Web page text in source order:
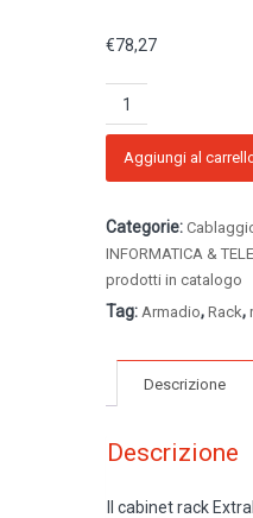
€78,27
Armadio
rack
12U
600x600
quantità
Aggiungi al
Categorie:
INFORMATICA &
prodotti in catalogo
Tag: Armadio, Rack,
Descrizione
Descrizione
Il cabinet rack